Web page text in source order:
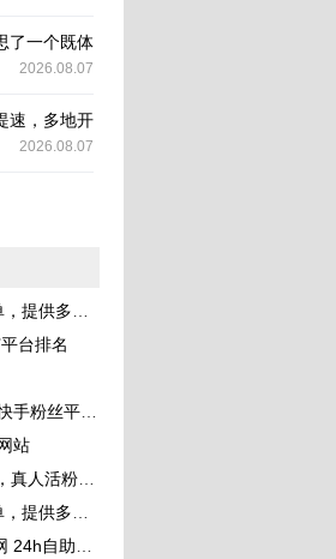
了一个既体现新闻性又具有深度的标题，并
2026.08.07
速，多地开放更多道路测试场景构建真实考
2026.08.07
，助你成为网红
台排名
涨粉1000，其实很简单！
站
账号价值提升
，助你成为网红
助发卡？